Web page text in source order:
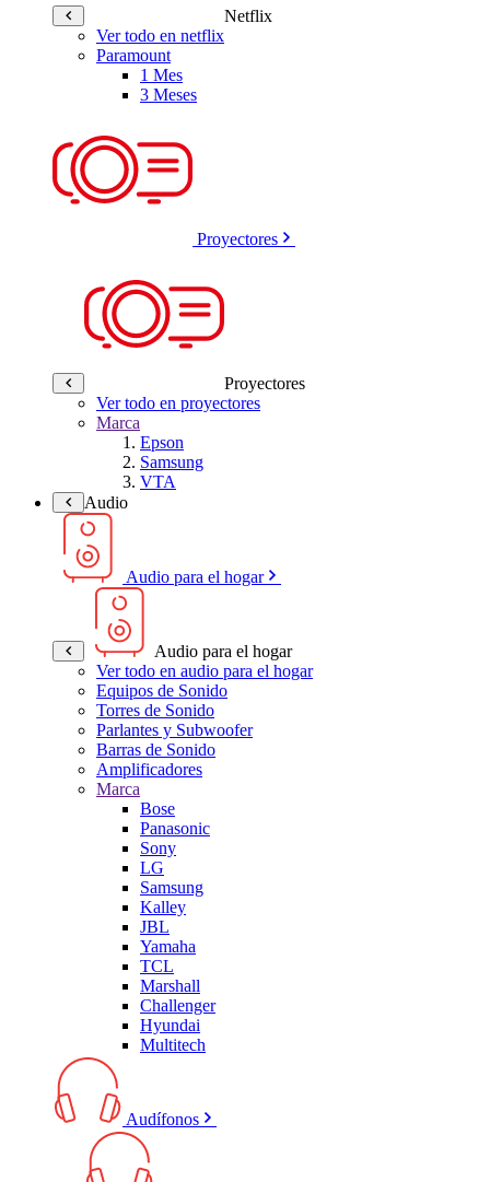
Netflix
Ver todo en netflix
Paramount
1 Mes
3 Meses
Proyectores
Proyectores
Ver todo en proyectores
Marca
Epson
Samsung
VTA
Audio
Audio para el hogar
Audio para el hogar
Ver todo en audio para el hogar
Equipos de Sonido
Torres de Sonido
Parlantes y Subwoofer
Barras de Sonido
Amplificadores
Marca
Bose
Panasonic
Sony
LG
Samsung
Kalley
JBL
Yamaha
TCL
Marshall
Challenger
Hyundai
Multitech
Audífonos